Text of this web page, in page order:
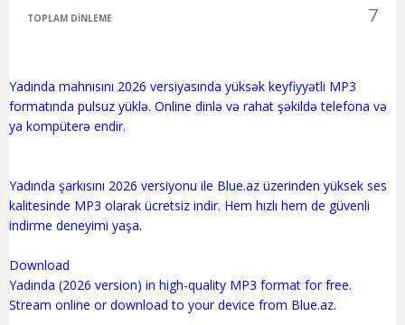
TOPLAM DINLEME 7
Yadında mahnısını 2026 versiyasında yüksək keyfiyyətli MP3
formatında pulsuz yüklə. Online dinlə və rahat şəkildə telefona və
ya kompüterə endir.
Yadında şarkısını 2026 versiyonu ile Blue.az üzerinden yüksek ses
kalitesinde MP3 olarak ücretsiz indir. Hem hızlı hem de güvenli
indirme deneyimi yaşa.
Download
Yadında (2026 version) in high-quality MP3 format for free.
Stream online or download to your device from Blue.az.